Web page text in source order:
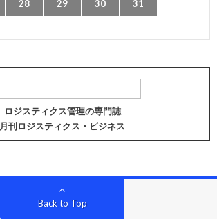
28 29 30
31
ロジスティクス管理の専門誌
月刊ロジスティクス・ビジネス
Back to Top